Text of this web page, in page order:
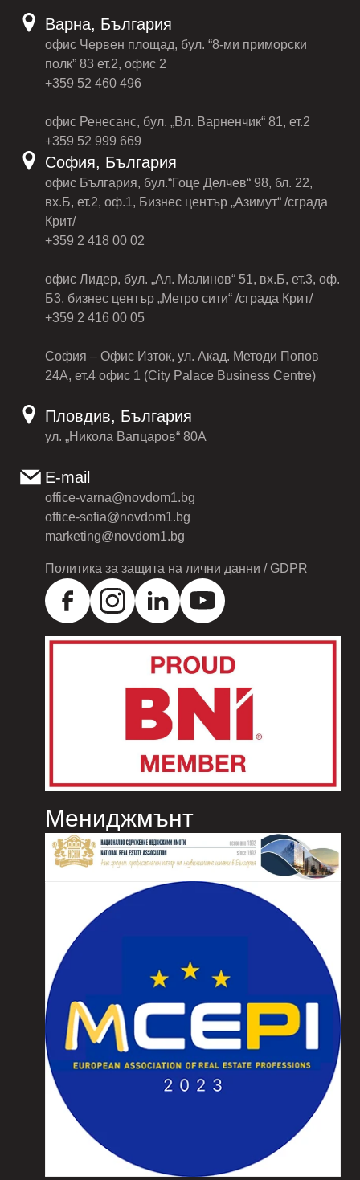
Варна, България
офис Червен площад, бул. “8-ми приморски
полк” 83 ет.2, офис 2
+359 52 460 496
офис Ренесанс, бул. „Вл. Варненчик“ 81, ет.2
+359 52 999 669
София, България
офис България, бул.“Гоце Делчев“ 98, бл. 22,
вх.Б, ет.2, оф.1, Бизнес център „Азимут“ /сграда
Крит/
+359 2 418 00 02
офис Лидер, бул. „Ал. Малинов“ 51, вх.Б, ет.3, оф.
Б3, бизнес център „Метро сити“ /сграда Крит/
+359 2 416 00 05
София – Офис Изток, ул. Акад. Методи Попов
24А, ет.4 офис 1 (City Palace Business Centre)
Пловдив, България
ул. „Никола Вапцаров“ 80А
E-mail
office-varna@novdom1.bg
office-sofia@novdom1.bg
marketing@novdom1.bg
Политика за защита на лични данни / GDPR
Мениджмънт